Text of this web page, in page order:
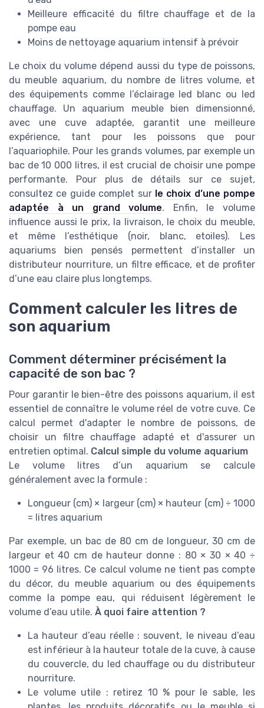
Meilleure efficacité du filtre chauffage et de la
pompe eau
Moins de nettoyage aquarium intensif à prévoir
Le choix du volume dépend aussi du type de poissons,
du meuble aquarium, du nombre de litres volume, et
des équipements comme l’éclairage led blanc ou led
chauffage. Un aquarium meuble bien dimensionné,
avec une cuve adaptée, garantit une meilleure
expérience, tant pour les poissons que pour
l’aquariophile. Pour les grands volumes, par exemple un
bac de 10 000 litres, il est crucial de choisir une pompe
performante. Pour plus de détails sur ce sujet,
consultez ce guide complet sur le choix d’une pompe
adaptée à un grand volume. Enfin, le volume
influence aussi le prix, la livraison, le choix du meuble,
et même l’esthétique (noir, blanc, etoiles). Les
aquariums bien pensés permettent d’installer un
distributeur nourriture, un filtre efficace, et de profiter
d’une eau claire plus longtemps.
Comment calculer les litres de
son aquarium
Comment déterminer précisément la
capacité de son bac ?
Pour garantir le bien-être des poissons aquarium, il est
essentiel de connaître le volume réel de votre cuve. Ce
calcul permet d'adapter le nombre de poissons, de
choisir un filtre chauffage adapté et d'assurer un
entretien optimal. Calcul simple du volume aquarium
Le volume litres d’un aquarium se calcule
généralement avec la formule :
Longueur (cm) × largeur (cm) × hauteur (cm) ÷ 1000
= litres aquarium
Par exemple, un bac de 80 cm de longueur, 30 cm de
largeur et 40 cm de hauteur donne : 80 × 30 × 40 ÷
1000 = 96 litres. Ce calcul volume ne tient pas compte
du décor, du meuble aquarium ou des équipements
comme la pompe eau, qui réduisent légèrement le
volume d’eau utile. À quoi faire attention ?
La hauteur d’eau réelle : souvent, le niveau d’eau
est inférieur à la hauteur totale de la cuve, à cause
du couvercle, du led chauffage ou du distributeur
nourriture.
Le volume utile : retirez 10 % pour le sable, les